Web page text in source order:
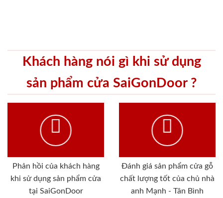
Khách hàng nói gì khi sử dụng
sản phẩm cửa SaiGonDoor ?
Phản hồi của khách hàng
khi sử dụng sản phẩm cửa
tại SaiGonDoor
Đánh giá sản phẩm cửa gỗ
chất lượng tốt của chủ nhà
anh Mạnh - Tân Bình